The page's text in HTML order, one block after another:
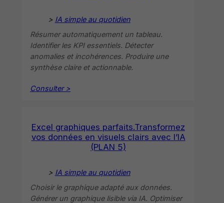
> IA simple au quotidien
Résumer automatiquement un tableau.
Identifier les KPI essentiels. Détecter
anomalies et incohérences. Produire une
synthèse claire et actionnable.
Consulter >
Excel graphiques parfaits.Transformez
vos données en visuels clairs avec l’IA
(PLAN 5)
> IA simple au quotidien
Choisir le graphique adapté aux données.
Générer un graphique lisible via IA. Optimiser